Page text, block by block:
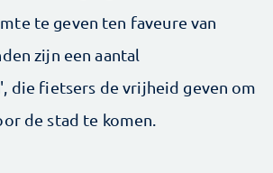
te geven ten faveure van
zijn een aantal
die fietsers de vrijheid geven om
de stad te komen.